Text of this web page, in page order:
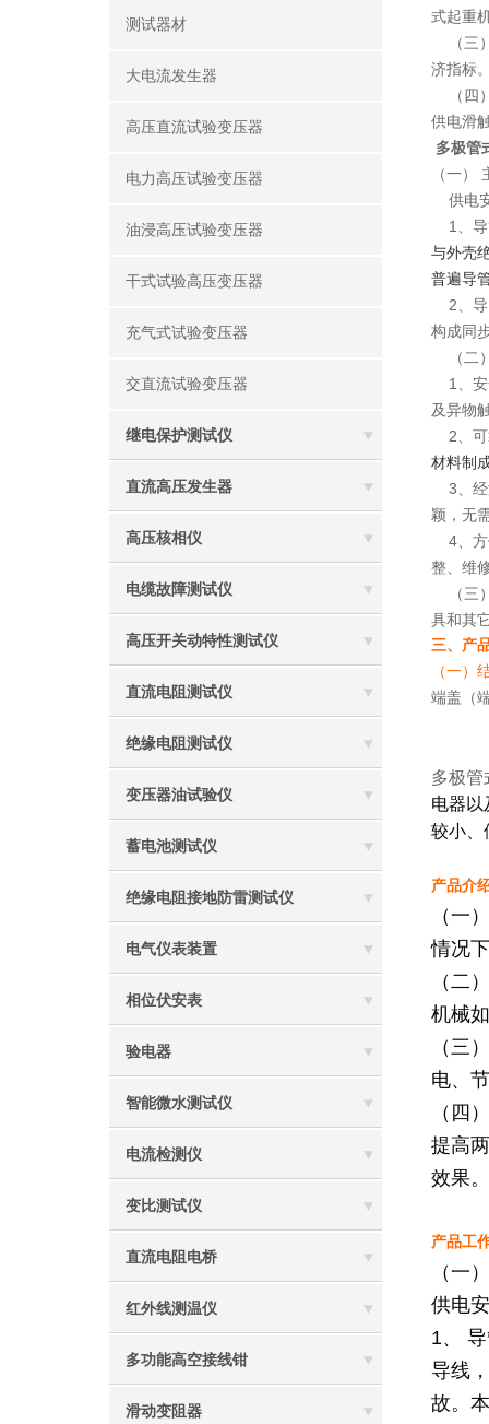
测试器材
大电流发生器
高压直流试验变压器
电力高压试验变压器
油浸高压试验变压器
干式试验高压变压器
充气式试验变压器
交直流试验变压器
继电保护测试仪
直流高压发生器
高压核相仪
电缆故障测试仪
高压开关动特性测试仪
直流电阻测试仪
绝缘电阻测试仪
变压器油试验仪
蓄电池测试仪
绝缘电阻接地防雷测试仪
电气仪表装置
相位伏安表
验电器
智能微水测试仪
电流检测仪
变比测试仪
直流电阻电桥
红外线测温仪
多功能高空接线钳
滑动变阻器
式起重
（三
济指标
（四
供电滑
多极管
（一）
供电
1、导
与外壳
普遍导
2、导
构成同
（二
1、安
及异物
2、可
材料制
3、经
颖，无
4、方
整、维
（三
具和其
三、产
（一）
端盖（
多极
电器以
较小、
产品介
（一
情况
（二
机械
（三
电、
（四
提高
效果。
产品工
（一
供电
1、
导线
故。